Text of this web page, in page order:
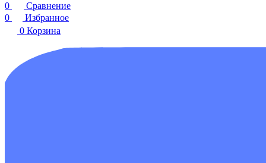
0
Сравнение
0
Избранное
0 Корзина